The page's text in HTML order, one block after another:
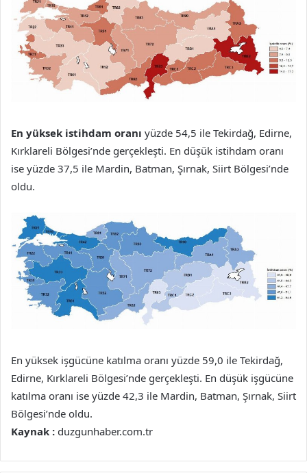
En yüksek istihdam oranı yüzde 54,5 ile Tekirdağ, Edirne,
Kırklareli Bölgesi’nde gerçekleşti. En düşük istihdam oranı
ise yüzde 37,5 ile Mardin, Batman, Şırnak, Siirt Bölgesi’nde
oldu.
En yüksek işgücüne katılma oranı yüzde 59,0 ile Tekirdağ,
Edirne, Kırklareli Bölgesi’nde gerçekleşti. En düşük işgücüne
katılma oranı ise yüzde 42,3 ile Mardin, Batman, Şırnak, Siirt
Bölgesi’nde oldu.
Kaynak : duzgunhaber.com.tr